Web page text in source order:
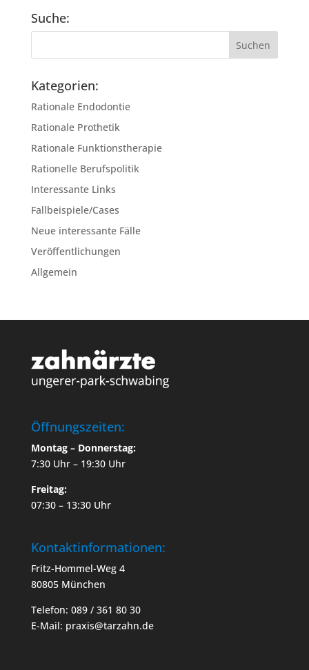
Suche:
Kategorien:
Rationale Endodontie
Rationale Prothetik
Rationale Funktionstherapie
Rationelle Berufspolitik
Interessante Links
Fallbeispiele/Cases
Neue interessante Fälle
Veröffentlichungen
Allgemein
Öffnungszeiten:
Montag – Donnerstag:
7:30 Uhr – 19:30 Uhr
Freitag:
07:30 – 13:30 Uhr
Kontaktinformationen:
Fritz-Hommel-Weg 4
80805 München
Telefon: 089 / 361 80 30
E-Mail: praxis@tarzahn.de